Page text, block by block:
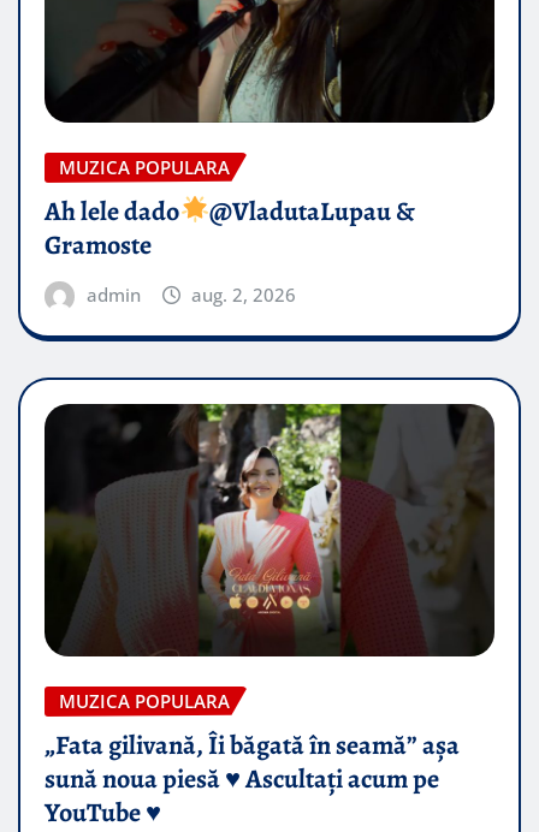
MUZICA POPULARA
Ah lele dado​
@VladutaLupau &
Gramoste
admin aug. 2, 2026
MUZICA POPULARA
„Fata gilivană, Îi băgată în seamă” așa
sună noua piesă ♥️ Ascultați acum pe
YouTube ♥️